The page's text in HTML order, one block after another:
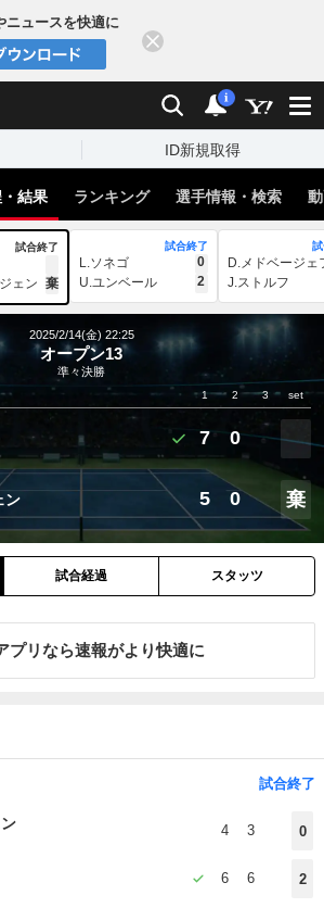
ニュースを快適に
検索 通知
i
ID新規取得
・結果 ランキング 選手情報・検索
試合終了
ェン 棄
試合終了
L.ソネゴ
0
U.ユンベール
2
D.メドベージェ
J.ストルフ
2025/2/14(金) 22:25
オープン13
準々決勝
1 2 3 set
7 0
ン 5 0 棄
試合経過 スタッツ
プリなら速報がより快適に
試合終了
4 3 0
6 6 2